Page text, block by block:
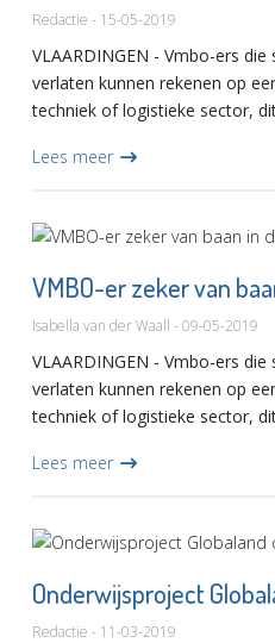
Redactie - 15-05-2019
VLAARDINGEN - Vmbo-ers
verlaten kunnen rekenen op
techniek of logistieke sector,
voor werkg...
Lees meer
VMBO-er zeker van
Isabella van der Waall - 09-05-2019
VLAARDINGEN - Vmbo-ers
verlaten kunnen rekenen op
techniek of logistieke sector,
voor werkg...
Lees meer
Onderwijsproject
Redactie - 11-03-2019